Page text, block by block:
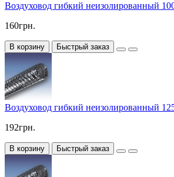
Воздуховод гибкий неизолированный
160грн.
В корзину Быстрый заказ
Воздуховод гибкий неизолированный
192грн.
В корзину Быстрый заказ